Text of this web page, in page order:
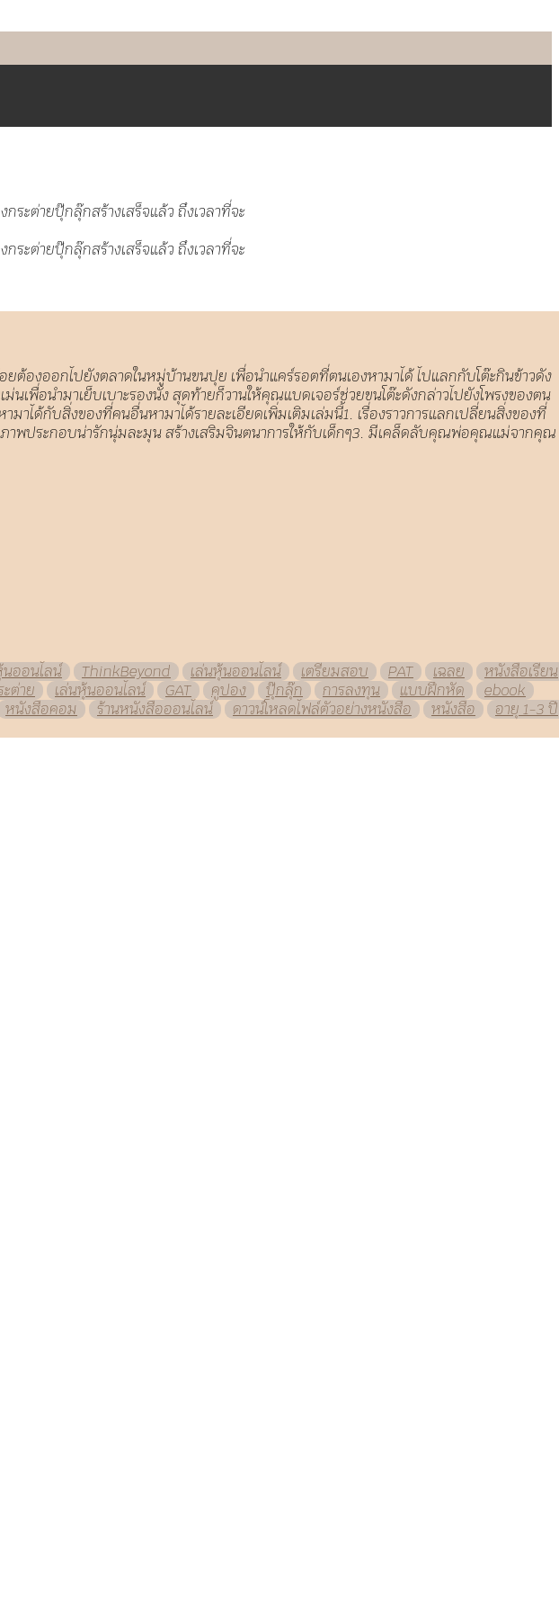
ยต้องออกไปยังตลาดในหมู่บ้านขนปุย เพื่อนำแคร์รอตที่ตนเองหามาได้ ไปแลกกับโต๊ะกินข้าวดัง
พื่อนำมาเย็บเบาะรองนั่ง สุดท้ายก็วานให้คุณแบดเจอร์ช่วยขนโต๊ะดังกล่าวไปยังโพรงของตน
ได้กับสิ่งของที่คนอื่นหามาได้รายละเอียดเพิ่มเติมเล่มนี้1. เรื่องราวการแลกเปลี่ยนสิ่งของที่
ภาพประกอบน่ารักนุ่มละมุน สร้างเสริมจินตนาการให้กับเด็กๆ3. มีเคล็ดลับคุณพ่อคุณแม่จากคุณ
นออนไลน์ ThinkBeyond เล่นหุ้นออนไลน์ เตรียมสอบ PAT เฉลย
หนังสือเรียน
ะต่าย เล่นหุ้นออนไลน์ GAT คูปอง ปุ๊กลุ๊ก การลงทุน แบบฝึกหัด
ebook
หนังสือคอม ร้านหนังสือออนไลน์ ดาวน์โหลดไฟล์ตัวอย่างหนังสือ หนังสือ
อายุ 1-3 ปี